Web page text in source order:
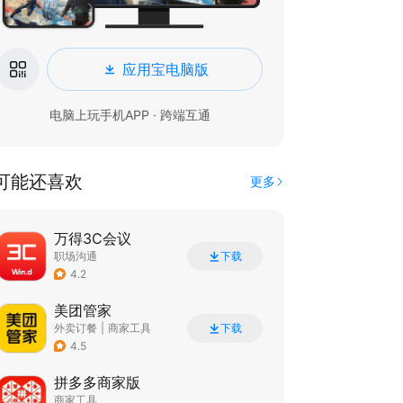
应用宝电脑版
电脑上玩手机APP · 跨端互通
能还喜欢 更多
万得3C会议
职场沟通
4.2
下载
美团管家
外卖订餐
商家工具
4.5
下载
拼多多商家版
商家工具